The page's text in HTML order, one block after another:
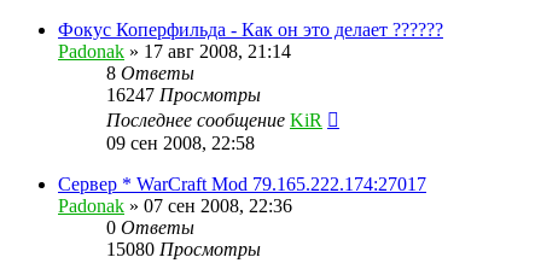
Фокус Коперфильда - Как он это делает ??????
Padonak » 17 авг 2008, 21:14
8 Ответы
16247 Просмотры
Последнее сообщение KiR
09 сен 2008, 22:58
Сервер * WarCraft Mod 79.165.222.174:27017
Padonak » 07 сен 2008, 22:36
0 Ответы
15080 Просмотры